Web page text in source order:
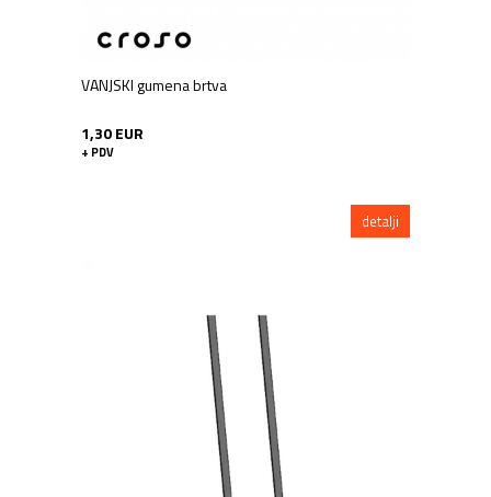
VANJSKI gumena brtva
1,30 EUR
+ PDV
detalji